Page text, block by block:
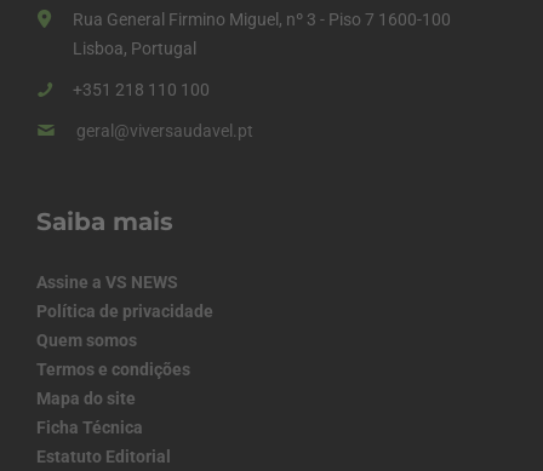
Rua General Firmino Miguel, nº 3 - Piso 7 1600-100
Lisboa, Portugal
+351 218 110 100
geral@viversaudavel.pt
Saiba mais
Assine a VS NEWS
Política de privacidade
Quem somos
Termos e condições
Mapa do site
Ficha Técnica
Estatuto Editorial